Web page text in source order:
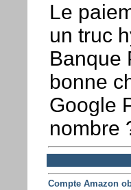
Le
un truc
Banque
bonne
Google
nombre
Compte Amazon